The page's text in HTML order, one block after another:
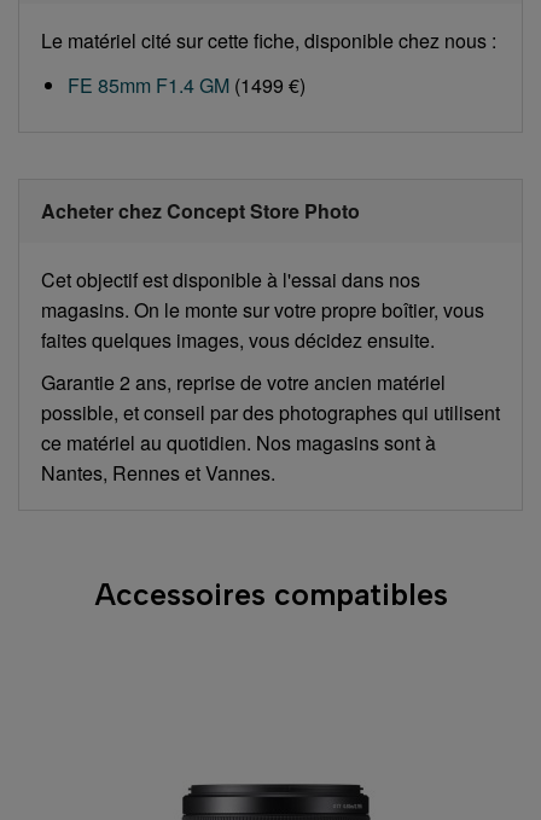
Le matériel cité sur cette fiche, disponible chez nous :
FE 85mm F1.4 GM (1499 €)
Acheter chez Concept Store Photo
Cet objectif est disponible à l'essai dans nos
magasins. On le monte sur votre propre boîtier, vous
faites quelques images, vous décidez ensuite.
Garantie 2 ans, reprise de votre ancien matériel
possible, et conseil par des photographes qui utilisent
ce matériel au quotidien. Nos magasins sont à
Nantes, Rennes et Vannes.
Accessoires compatibles